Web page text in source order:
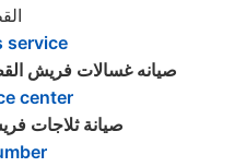
service
صيانه غسالات فريش
center
صيانة ثلاجات